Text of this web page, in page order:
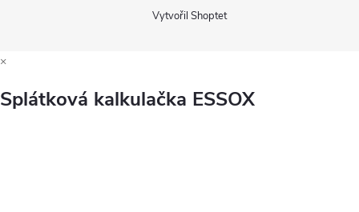
Vytvořil Shoptet
×
Splátková kalkulačka ESSOX